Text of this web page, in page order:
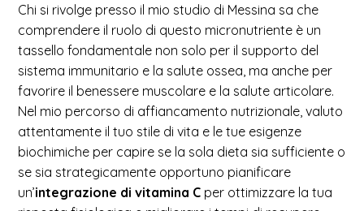
Chi si rivolge presso il mio studio di Messina sa che
comprendere il ruolo di questo micronutriente è un
tassello fondamentale non solo per il supporto del
sistema immunitario e la salute ossea, ma anche per
favorire il benessere muscolare e la salute articolare.
Nel mio percorso di affiancamento nutrizionale, valuto
attentamente il tuo stile di vita e le tue esigenze
biochimiche per capire se la sola dieta sia sufficiente o
se sia strategicamente opportuno pianificare
un’integrazione di vitamina C per ottimizzare la tua